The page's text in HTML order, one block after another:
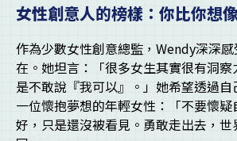
女性創意人的榜樣：你比你想
作為少數女性創意總監，Wendy深深
在。她坦言：「很多女生其實很有洞
是不敢說『我可以』。」她希望透過
一位懷抱夢想的年輕女性：「不要懷
好，只是還沒被看見。勇敢走出去，世